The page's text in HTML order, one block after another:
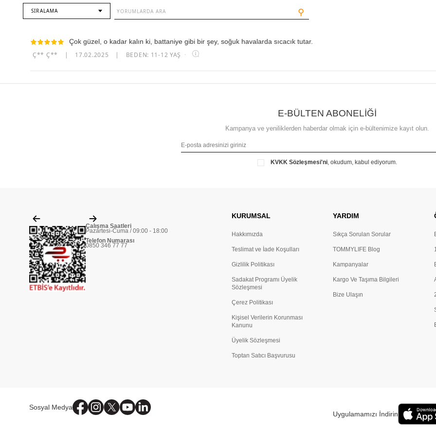
SIRALAMA ⚲
Çok güzel, o kadar kalın ki, battaniye gibi bir şey, soğuk havalarda sıcacık tutar.
Ç** Ç** | 17.02.2025 | BEDEN: 11-12 YAŞ ·
E-BÜLTEN ABONELİĞİ
Kampanya ve yeniliklerden haberdar olmak için e-bültenimize kayıt olun.
KVKK Sözleşmesi'ni, okudum, kabul ediyorum.
Çalışma Saatleri
Pazartesi-Cuma / 09:00 - 18:00
Telefon Numarası
0850 346 77 77
KURUMSAL
Hakkımızda
Teslimat ve İade Koşulları
Gizlilik Politikası
Sadakat Programı Üyelik
Sözleşmesi
Çerez Politikası
Kişisel Verilerin Korunması
Kanunu
Üyelik Sözleşmesi
Toptan Satıcı Başvurusu
YARDIM
Sıkça Sorulan Sorular
TOMMYLIFE Blog
Kampanyalar
Kargo Ve Taşıma Bilgileri
Bize Ulaşın
Sosyal Medya
Uygulamamızı İndirin